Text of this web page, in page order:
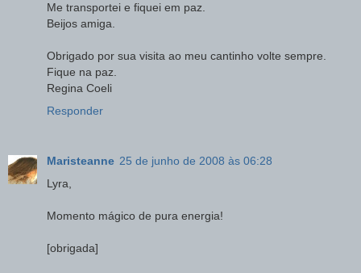
Me transportei e fiquei em paz.
Beijos amiga.
Obrigado por sua visita ao meu cantinho volte sempre.
Fique na paz.
Regina Coeli
Responder
Maristeanne 25 de junho de 2008 às 06:28
Lyra,
Momento mágico de pura energia!
[obrigada]